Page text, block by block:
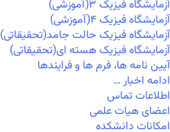
آزمایشگاه فیزیک ۳(آموزشی)
آزمایشگاه فیزیک ۴(آموزشی)
آزمایشگاه فیزیک حالت جامد(تحقیقاتی)
آزمایشگاه فیزیک هسته ای(تحقیقاتی)
آیین نامه ها، فرم ها و فرایندها
ادامه اخبار …
اطلاعات تماس
اعضای هیات علمی
امکانات دانشکده